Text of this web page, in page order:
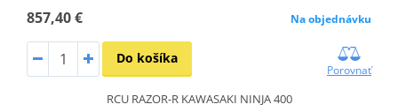
857,40 € Na objednávku
Do košíka
Porovnať
RCU RAZOR-R KAWASAKI NINJA 400